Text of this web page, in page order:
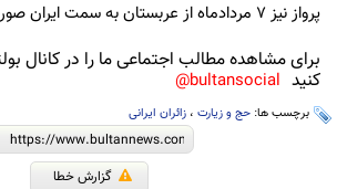
پرواز نیز 7 مردادماه از عربستان به سمت ایران صورت می‌گیرد.
برای مشاهده مطالب اجتماعی ما را در کانال
کنید bultansocial@
برچسب ها: حج و زیارت ، زائران ایرانی
گزارش خطا